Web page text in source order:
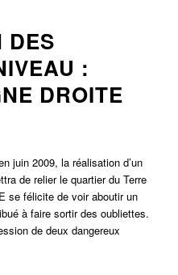
DES
:
DROITE
juin 2009, la réalisation d’un
de relier le quartier du Terre
se félicite de voir aboutir un
à faire sortir des oubliettes.
de deux dangereux